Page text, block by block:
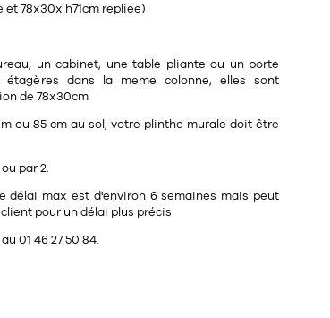
78x30x h71cm repliée)
un cabinet, une table pliante ou un porte
dans la meme colonne, elles sont
de 78x30cm
ou 85 cm au sol, votre plinthe murale doit être
par 2.
délai max est d'environ 6 semaines mais peut
pour un délai plus précis
01 46 27 50 84.